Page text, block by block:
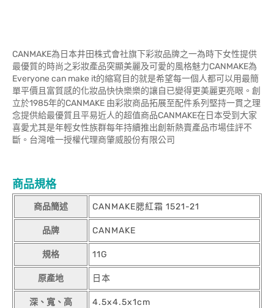
CANMAKE為日本井田株式會社旗下彩妝品牌之一為時下女性提供
最優質的時尚之彩妝產品突顯美麗及可愛的風格魅力CANMAKE為
Everyone can make it的縮寫目的就是希望每一個人都可以用最簡
單平價且富質感的化妝品快快樂樂的讓自已變得更美麗更亮眼。創
立於1985年的CANMAKE 由彩妝商品拓展至配件系列堅持一貫之理
念提供給最優質且平易近人的超值商品CANMAKE在日本受到大家
喜愛尤其是年輕女性族群每年持續推出創新熱賣產品市場佳評不
斷。台灣唯一授權代理商肇威股份有限公司
商品規格
商品簡述 CANMAKE腮紅霜 1521-21
品牌 CANMAKE
規格 11G
原產地 日本
深、寬、高 4.5x4.5x1cm